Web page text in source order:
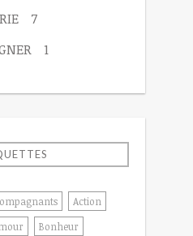
7
1
Action
Bonheur